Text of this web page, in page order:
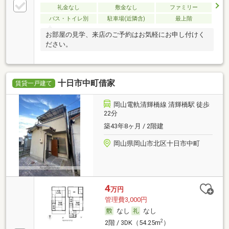
礼金なし 敷金なし
ファミリー
バス・トイレ別
駐車場(近隣含) 最上階
お部屋の見学、来店のご予約はお気軽にお申し付けく
ださい。
賃貸一戸建て 十日市中町借家
岡山電軌清輝橋線 清輝橋駅 徒歩
22分
築43年8ヶ月 / 2階建
岡山県岡山市北区十日市中町
4万円
管理費3,000円
なし
なし
2階 / 3DK（54.25m2）